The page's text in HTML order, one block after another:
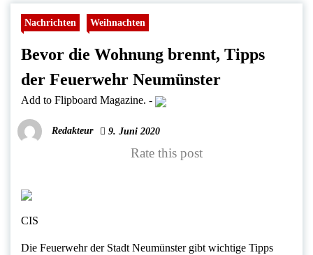
Nachrichten Weihnachten
Bevor die Wohnung brennt, Tipps
der Feuerwehr Neumünster
Add to Flipboard Magazine. -
Redakteur 9. Juni 2020
Rate this post
CIS
Die Feuerwehr der Stadt Neumünster gibt wichtige Tipps